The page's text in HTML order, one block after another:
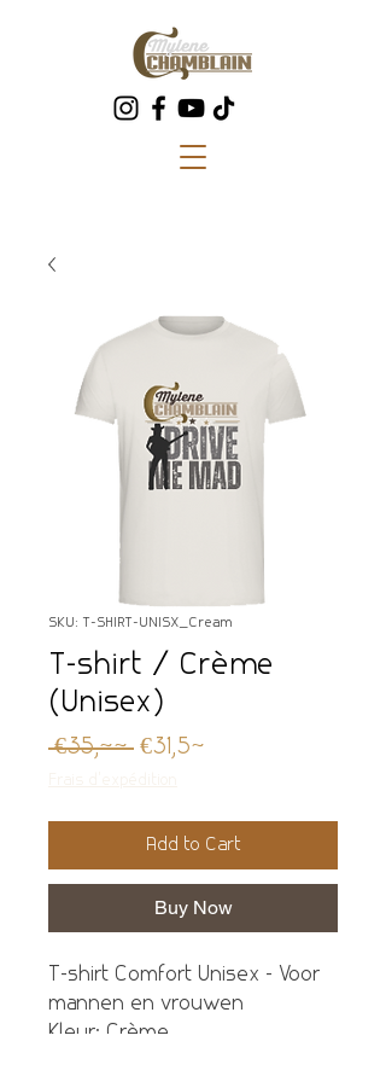
SKU: T-SHIRT-UNISX_Cream
T-shirt / Crème
(Unisex)
€35,00 Regular
Price
€31,50
Add to Cart
Buy Now
T-shirt Comfort Unisex - Voor
mannen en vrouwen
Kleur: Crème